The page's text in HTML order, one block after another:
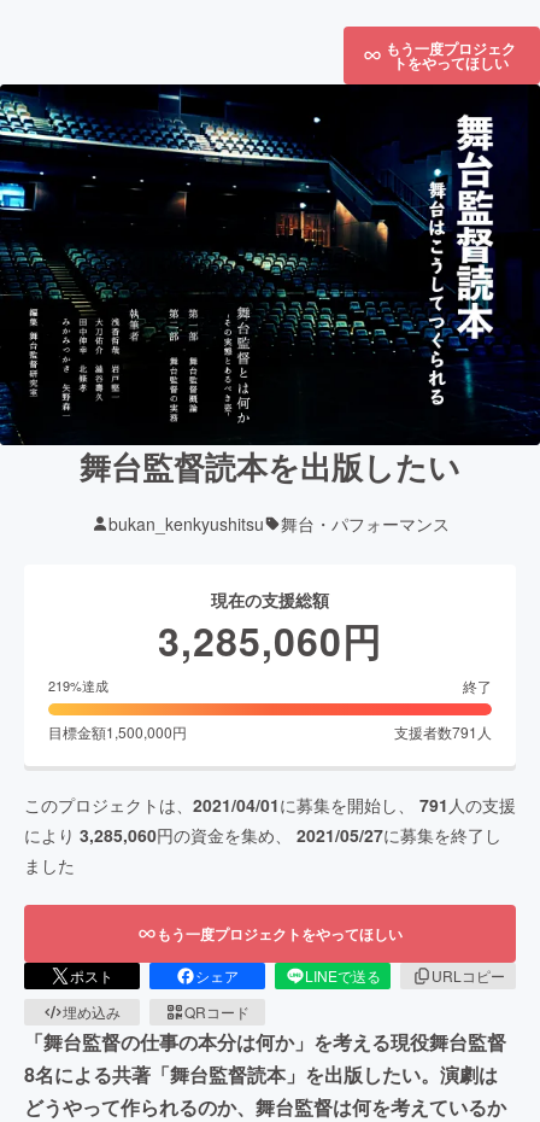
もう一度プロジェク
トをやってほしい
舞台監督読本を出版したい
bukan_kenkyushitsu 舞台・パフォーマンス
現在の支援総額
3,285,060円
219%達成 終了
目標金額1,500,000円 支援者数791 人
このプロジェクトは、 2021/04/01に募集を開始し、 791 人の支援
により 3,285,060円の資金を集め、 2021/05/27に募集を終了し
ました
もう一度プロジェクトをやってほしい
ポスト シェア LINEで送る
URLコピー
埋め込み
QRコード
「舞台監督の仕事の本分は何か」を考える現役舞台監督
8名による共著「舞台監督読本」を出版したい。演劇は
どうやって作られるのか、舞台監督は何を考えているか